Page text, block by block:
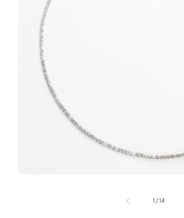
1 /von
14